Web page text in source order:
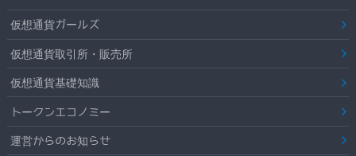
仮想通貨ガールズ
仮想通貨取引所・販売所
仮想通貨基礎知識
トークンエコノミー
運営からのお知らせ